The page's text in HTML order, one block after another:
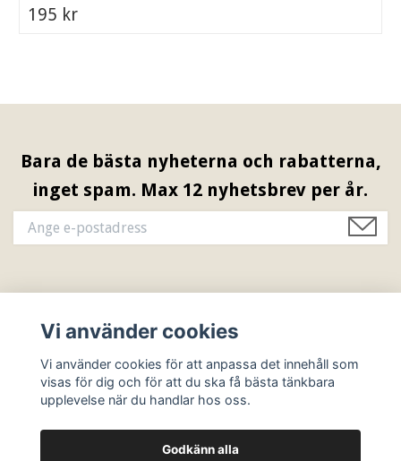
195 kr
Bara de bästa nyheterna och rabatterna,
inget spam. Max 12 nyhetsbrev per år.
Sociala medier
Vi använder cookies
Vi använder cookies för att anpassa det innehåll som
visas för dig och för att du ska få bästa tänkbara
upplevelse när du handlar hos oss.
Godkänn alla